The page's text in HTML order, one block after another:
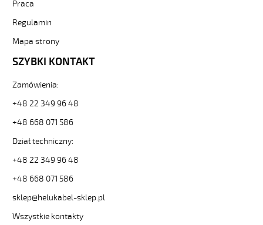
Praca
Regulamin
Mapa strony
SZYBKI KONTAKT
Zamówienia:
+48 22 349 96 48
+48 668 071 586
Dział techniczny:
+48 22 349 96 48
+48 668 071 586
sklep@helukabel-sklep.pl
Wszystkie kontakty